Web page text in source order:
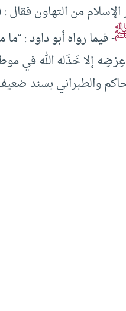
من التهاون فقال
- فيما رواه أبو داود :
إلا خَذَله الله في
والطبراني بسند